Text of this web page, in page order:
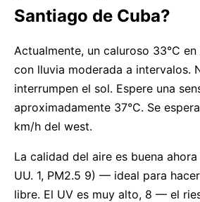
Santiago de Cuba?
Actualmente, un caluroso 33°C
con lluvia moderada a intervalos.
interrumpen el sol. Espere una
aproximadamente 37°C. Se
km/h del west.
La calidad del aire es buena ahora
UU. 1, PM2.5 9) — ideal para
libre. El UV es muy alto, 8 — el